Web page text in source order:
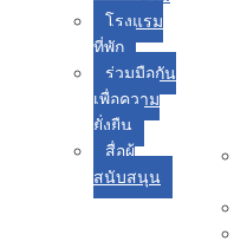
โรงแรม
ที่พัก
ร่วมมือกัน
เพื่อความ
ยั่งยืน
สื่อผู้
สนับสนุน